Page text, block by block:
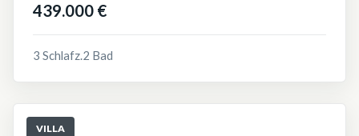
439.000 €
3 Schlafz.2 Bad
VILLA